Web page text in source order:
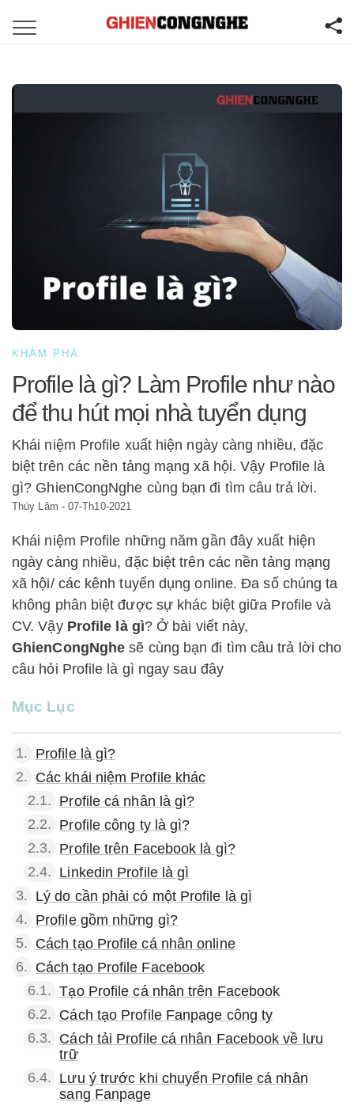
KHÁM PHÁ
Profile là gì? Làm Profile như nào
để thu hút mọi nhà tuyển dụng
Khái niệm Profile xuất hiện ngày càng nhiều, đặc
biệt trên các nền tảng mạng xã hội. Vậy Profile là
gì? GhienCongNghe cùng bạn đi tìm câu trả lời.
Thúy Lâm - 07-Th10-2021
Khái niệm Profile những năm gần đây xuất hiện
ngày càng nhiều, đặc biệt trên các nền tảng mạng
xã hội/ các kênh tuyển dụng online. Đa số chúng ta
không phân biệt được sự khác biệt giữa Profile và
CV. Vậy Profile là gì? Ở bài viết này,
GhienCongNghe sẽ cùng bạn đi tìm câu trả lời cho
câu hỏi Profile là gì ngay sau đây
Mục Lục
1. Profile là gì?
2. Các khái niệm Profile khác
2.1. Profile cá nhân là gì?
2.2. Profile công ty là gì?
2.3. Profile trên Facebook là gì?
2.4. Linkedin Profile là gì
3. Lý do cần phải có một Profile là gì
4. Profile gồm những gì?
5. Cách tạo Profile cá nhân online
6. Cách tạo Profile Facebook
6.1. Tạo Profile cá nhân trên Facebook
6.2. Cách tạo Profile Fanpage công ty
6.3. Cách tải Profile cá nhân Facebook về lưu
trữ
6.4. Lưu ý trước khi chuyển Profile cá nhân
sang Fanpage